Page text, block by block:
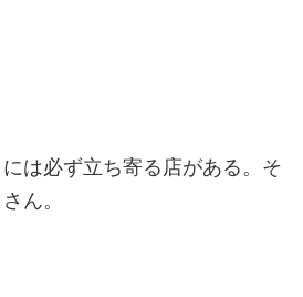
は必ず立ち寄る店がある。そ
ん。